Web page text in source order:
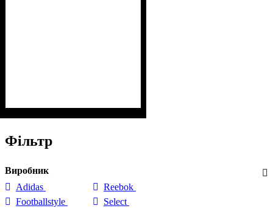
Фільтр
Виробник
Adidas
Footballstyle
Reebok
Select